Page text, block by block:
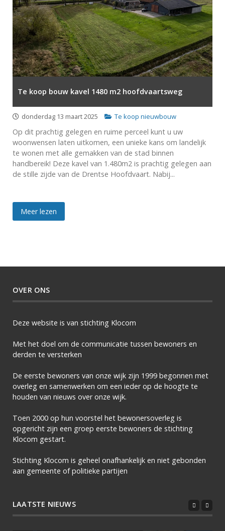
Te koop bouw kavel 1480 m2 hoofdvaartsweg
donderdag 13 maart 2025 Te koop nieuwbouw
Op dit prachtig gelegen en ruime perceel kunt u uw
woonwensen laten uitkomen, een unieke kans om landelijk
te wonen met alle gemakken van de stad binnen
handbereik! Deze kavel van 1.480m2 is prachtig gelegen aan
de stille zijde van de Drentse Hoofdvaart. Nabij...
Meer lezen
OVER ONS
Deze website is van stichting Klocom
Met het doel om de communicatie tussen bewoners en
derden te versterken
De eerste bewoners van onze wijk zijn 1999 begonnen met
overleg en samenwerken om een ieder op de hoogte te
houden van nieuws over onze wijk.
Toen 2000 op hun voorstel het bewonersoverleg is
opgericht zijn een groep eerste bewoners de stichting
Klocom gestart.
Stichting Klocom is geheel onafhankelijk en niet gebonden
aan gemeente of politieke partijen
LAATSTE NIEUWS